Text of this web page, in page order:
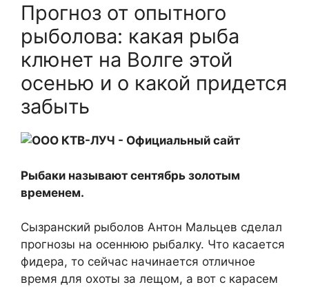
Прогноз от опытного
рыболова: какая рыба
клюнет на Волге этой
осенью и о какой придется
забыть
Рыбаки называют сентябрь золотым
временем.
Сызранский рыболов Антон Мальцев сделал
прогнозы на осеннюю рыбалку. Что касается
фидера, то сейчас начинается отличное
время для охоты за лещом, а вот с карасем